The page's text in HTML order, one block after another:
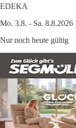
EDEKA
Mo. 3.8. - Sa. 8.8.2026
Nur noch heute gültig